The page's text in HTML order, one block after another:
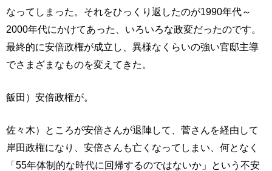
なってしまった。それをひっくり返したのが1990年代～
2000年代にかけてあった、いろいろな政変だったのです。
最終的に安倍政権が成立し、異様なくらいの強い官邸主導
でさまざまなものを変えてきた。
飯田）安倍政権が。
佐々木）ところが安倍さんが退陣して、菅さんを経由して
岸田政権になり、安倍さんも亡くなってしまい、何となく
「55年体制的な時代に回帰するのではないか」という不安